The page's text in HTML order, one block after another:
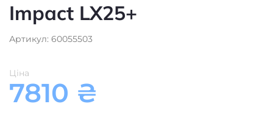
Impact LX25+
Артикул: 60055503
Ціна
7810 ₴